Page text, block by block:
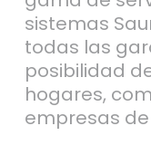
sistemas
todas las
posibilidad
hogares,
empresas